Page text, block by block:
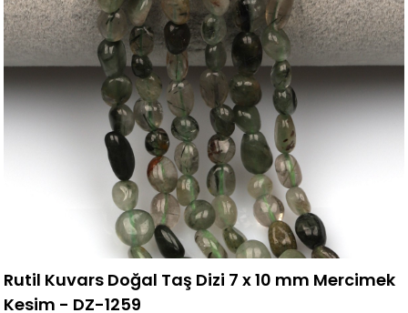
Rutil Kuvars Doğal Taş Dizi 7 x 10 mm Mercimek
Kesim - DZ-1259